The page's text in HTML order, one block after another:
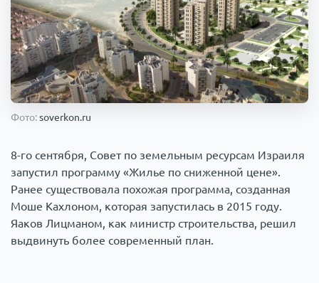
Общество
Коронавирус
Происшествия
Статьи
ЧП И КРИМИНАЛ
1000 мелочей
Фото:soverkon.ru
8-го сентября, Совет по земельным ресурсам Израиля
запустил программу «Жилье по сниженной цене».
Ранее существовала похожая программа, созданная
Моше Кахлоном, которая запустилась в 2015 году.
Яаков Лицманом, как министр строительства, решил
выдвинуть более современный план.